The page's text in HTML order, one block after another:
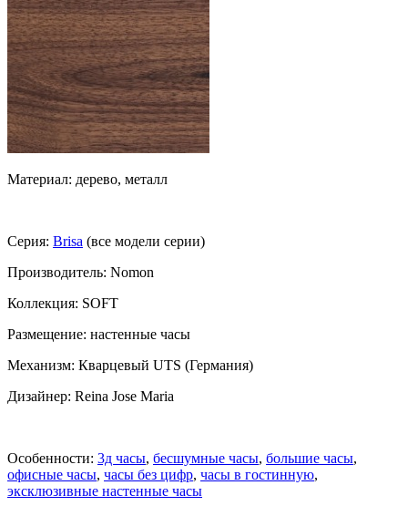
Материал: дерево, металл
Серия: Brisa (все модели серии)
Производитель: Nomon
Коллекция: SOFT
Размещение: настенные часы
Механизм: Кварцевый UTS (Германия)
Дизайнер: Reina Jose Maria
Особенности: 3д часы, бесшумные часы, большие часы,
офисные часы, часы без цифр, часы в гостинную,
эксклюзивные настенные часы